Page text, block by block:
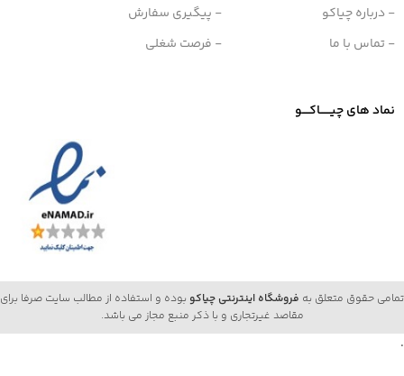
- درباره چیاکو
- تماس با ما
- پیگیری سفارش
- فرصت شغلی
نماد های چیــــــاکــــو
تمامی حقوق متعلق به فروشگاه اینترنتی چیاکو بوده و استفاده از مطالب سایت صرفا برای
مقاصد غیرتجاری و با ذکر منبع مجاز می باشد.
.